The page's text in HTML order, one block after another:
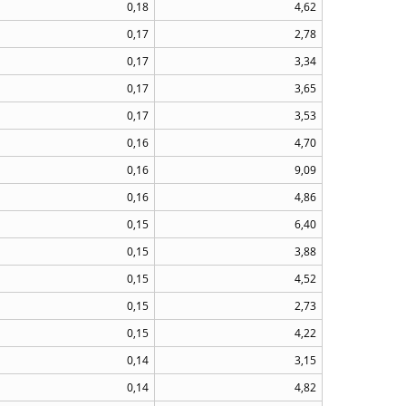
0,18
4,62
0,17
2,78
0,17
3,34
0,17
3,65
0,17
3,53
0,16
4,70
0,16
9,09
0,16
4,86
0,15
6,40
0,15
3,88
0,15
4,52
0,15
2,73
0,15
4,22
0,14
3,15
0,14
4,82